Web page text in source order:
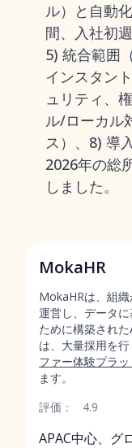
ル）と自動
間、入社初
5) 統合範囲
インスタン
ュリティ、
ル/ローカル
ス）、8) 導
2026年の総
しました。
MokaHR
MokaHRは、組
運営し、データ
ために構築され
は、大量採用を
ファー体験プラ
ます。
評価：
4.9
APAC中心、グ